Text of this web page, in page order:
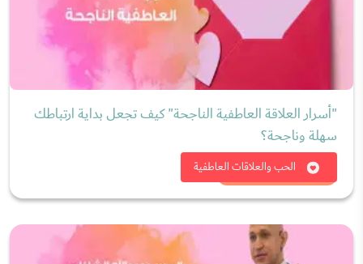
الحب والعلاقات العاطفية
"أسرار العلاقة العاطفية الناجحة" كيف تجعل بداية ارتباطك
سهلة وناجحة؟
شاهد الان